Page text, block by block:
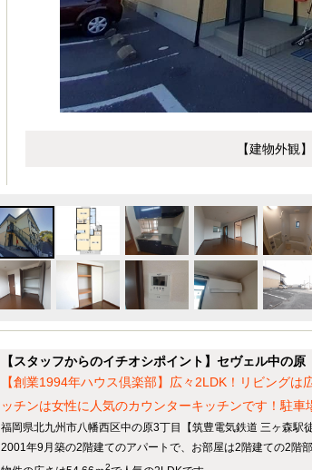
【建物外観
【スタッフからのイチオシポイント】セヴェル中の原
【創業1994年ハウス倶楽部】広々2LDK！リビング
ッチンは女性に人気のカウンターキッチンです！駐車
福岡県北九州市八幡西区中の原3丁目【筑豊電気鉄道 三ヶ森駅
2001年9月築の2階建てのアパートで、お部屋は2階建ての2階部
2